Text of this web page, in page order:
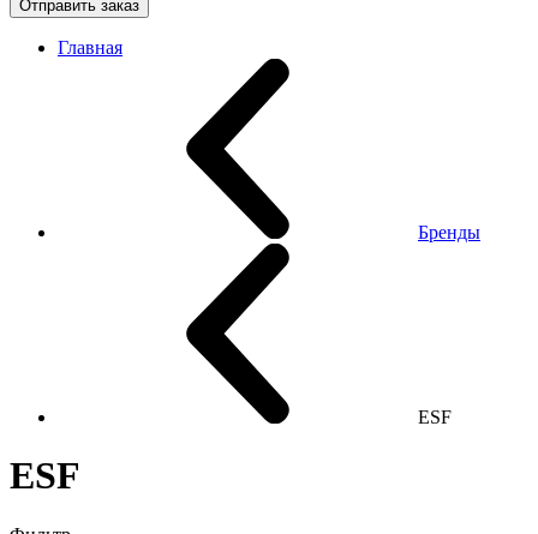
Отправить заказ
Главная
Бренды
ESF
ESF